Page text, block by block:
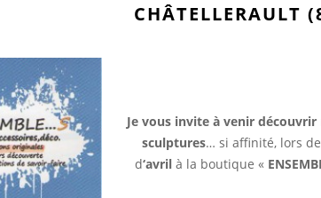
CHÂTELLERAULT
Je vous invite à venir découvrir
sculptures… si affinité, lors de
d‘avrilà la boutique «